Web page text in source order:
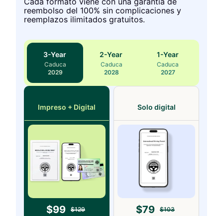
reembolso del 100% sin complicaciones y
reemplazos ilimitados gratuitos.
3-Year
Caduca
2029
2-Year
Caduca
2028
1-Year
Caduca
2027
Impreso + Digital
$99 $129
Solo digital
$79 $103